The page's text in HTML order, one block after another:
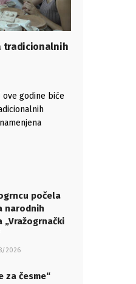
tradicionalnih
ove godine biće
počela
narodnih
„Vražogrnački
2026
za česme“